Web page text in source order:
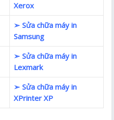
Xerox
➢ Sửa chữa máy in
Samsung
➢ Sửa chữa máy in
Lexmark
➢ Sửa chữa máy in
XPrinter XP